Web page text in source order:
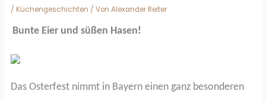
/ Küchengeschichten / VonAlexander Reiter
Bunte Eier und süßen Hasen!
Das Osterfest nimmt in Bayern einen ganz besonderen